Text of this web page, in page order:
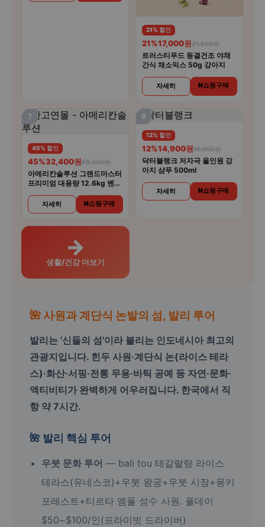
21% 할인
21%17,000원21,500원
트러스티푸드 동결건조 야채
간식 채소믹스 50g 강아지
자세히 N쇼핑구매
7
45% 할인
45%32,400원59,300원
아메리칸솔루션 그랜드마스터
프리미엄 대용량 12.6kg 벤토
자세히 N쇼핑구매
8
12% 할인
12%14,900원16,900원
닥터블랭크 저자극 올인원 강
아지 샴푸 500ml
자세히 N쇼핑구매
→
생활/건강 더보기
🌺 사원과 계단식 논밭의 섬, 발리 투어
발리는 '신들의 섬'이라 불리는 인도네시아 최고의
관광지입니다. 힌두 사원·계단식 논(라이스 테라
스)·화산·서핑·전통 무용·바틱 공예 등 자연·문화·
액티비티가 완벽하게 어우러집니다. 한국에서 직
항 약 7시간.
🌺 발리 핵심 투어
우붓 문화 투어 — bali tou 테갈랄랑 라이스
테라스(유네스코)+우붓 왕궁+우붓 시장+몽키
포레스트+티르타 엠풀 성수 사원. 풀데이
$50~$100/인(프라이빗 드라이버)